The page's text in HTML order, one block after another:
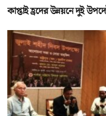
কাপ্তাই হ্রদের উন্নয়নে দুই